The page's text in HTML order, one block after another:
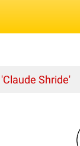
Shride'